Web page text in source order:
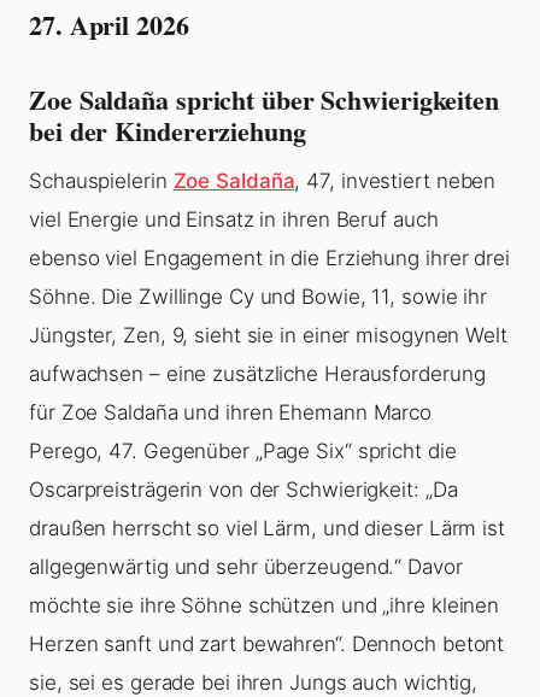
27. April 2026
Zoe Saldaña spricht über Schwierigkeiten
bei der Kindererziehung
Schauspielerin Zoe Saldaña, 47, investiert neben
viel Energie und Einsatz in ihren Beruf auch
ebenso viel Engagement in die Erziehung ihrer drei
Söhne. Die Zwillinge Cy und Bowie, 11, sowie ihr
Jüngster, Zen, 9, sieht sie in einer misogynen Welt
aufwachsen – eine zusätzliche Herausforderung
für Zoe Saldaña und ihren Ehemann Marco
Perego, 47. Gegenüber „Page Six“ spricht die
Oscarpreisträgerin von der Schwierigkeit: „Da
draußen herrscht so viel Lärm, und dieser Lärm ist
allgegenwärtig und sehr überzeugend.“ Davor
möchte sie ihre Söhne schützen und „ihre kleinen
Herzen sanft und zart bewahren“. Dennoch betont
sie, sei es gerade bei ihren Jungs auch wichtig,